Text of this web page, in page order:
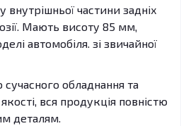
внутрішньої частини задніх
Мають висоту 85 мм,
автомобіля. зі звичайної
обладнання та
вся продукція повністю
деталям.